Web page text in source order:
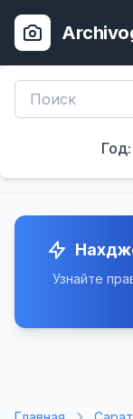
Год:
Узнайте